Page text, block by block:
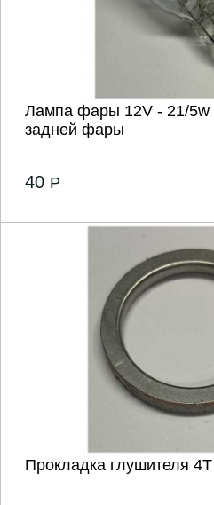
Лампа фары 12V - 21/5w
задней фары
40 P
Прокладка глушителя